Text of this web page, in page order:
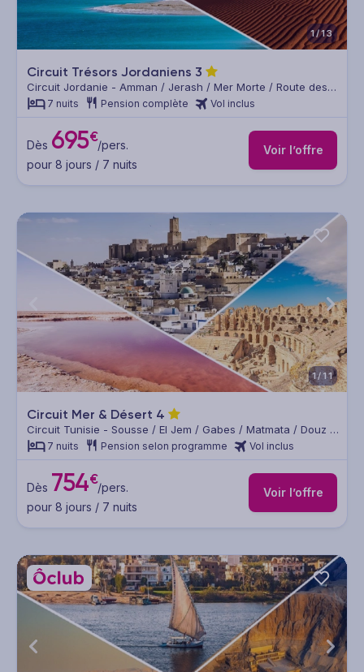
1/13
Circuit Trésors Jordaniens 3
Circuit Jordanie - Amman / Jerash / Mer Morte / Route des
Rois / Petra / Wadi Rum / Amman
7 nuits Pension complète Vol inclus
Dès 695€/pers.
pour 8 jours / 7 nuits
Voir l’offre
1/11
Circuit Mer & Désert 4
Circuit Tunisie - Sousse / El Jem / Gabes / Matmata / Douz /
Kebili / Chott El Jerid / Tozeur / Gafsa / Kairouan / Sousse
7 nuits Pension selon programme Vol inclus
Dès 754€/pers.
pour 8 jours / 7 nuits
Voir l’offre